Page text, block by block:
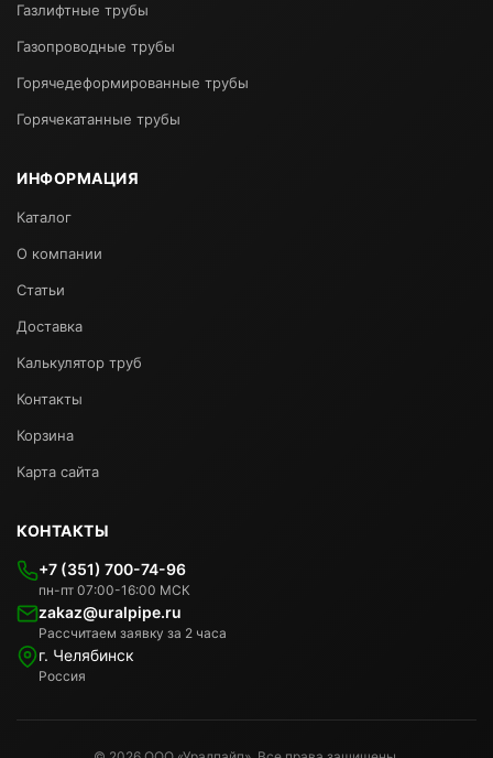
Газлифтные трубы
Газопроводные трубы
Горячедеформированные трубы
Горячекатанные трубы
ИНФОРМАЦИЯ
Каталог
О компании
Статьи
Доставка
Калькулятор труб
Контакты
Корзина
Карта сайта
КОНТАКТЫ
+7 (351) 700-74-96
пн-пт 07:00-16:00 МСК
zakaz@uralpipe.ru
Рассчитаем заявку за 2 часа
г. Челябинск
Россия